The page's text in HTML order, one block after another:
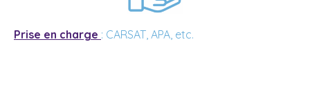
Prise en charge : CARSAT, APA, etc.